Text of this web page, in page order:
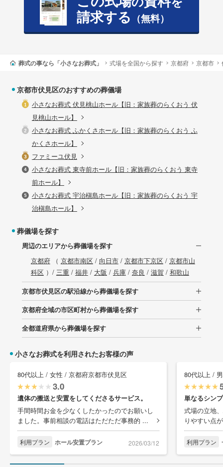
請求する （無料）
葬式の事なら「小さなお葬式」 式場を全国から探す 京都府 京都市
京都市伏見区のおすすめの葬儀場
小さなお葬式 伏見桃山ホール【旧：家族葬のらくおう 伏
見桃山ホール】
小さなお葬式 ふかくさホール【旧：家族葬のらくおう ふ
かくさホール】
ファミーユ伏見
小さなお葬式 東寺前ホール【旧：家族葬のらくおう 東寺
前ホール】
小さなお葬式 宇治槇島ホール【旧：家族葬のらくおう 宇
治槇島ホール】
葬儀場を探す
周辺のエリアから葬儀場を探す
京都府（ 京都市南区 / 向日市/ 京都市下京区 / 京都市山
科区 ）/ 三重/ 福井/ 大阪 / 兵庫/ 奈良 / 滋賀 / 和歌山
京都市伏見区の駅沿線から葬儀場を探す
京都府全域の市区町村から葬儀場を探す
全都道府県から葬儀場を探す
小さなお葬式を利用されたお客様の声
80代以上 / 女性 / 京都府京都市伏見区
3.0
遺体の搬送と安置をしてくださるサービス。
手間時間お金を少なくしたかったのでお願いし
ました。事前相談の電話はただただ事務的 ...
利用プラン ホール安置プラン 2026/03/12
80代以上 /
単なるシン
式場の立地
りやすい点
利用プラン